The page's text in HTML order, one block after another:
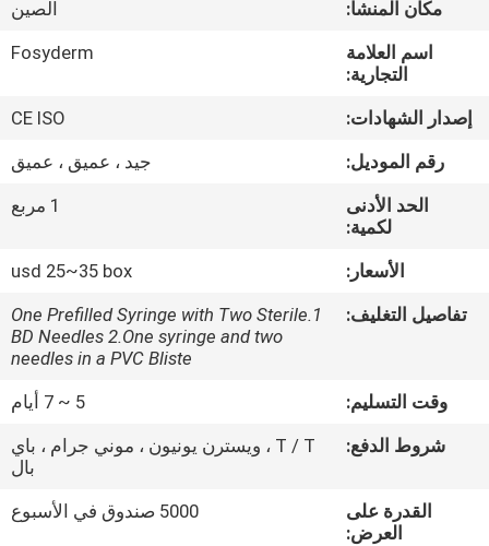
حولنا
في
المصنع
مراقبة
الجودة
اتصل
أخبار
القضايا
مكان المنشأ:
الصين
اسم العلامة
التجارية:
Fosyderm
إصدار الشهادات:
CE ISO
رقم الموديل:
جيد ، عميق ، عميق
الحد الأدنى
لكمية:
1 مربع
الأسعار:
usd 25~35 box
تفاصيل التغليف:
1.One Prefilled Syringe with Two Sterile
BD Needles 2.One syringe and two
needles in a PVC Bliste
وقت التسليم:
5 ~ 7 أيام
شروط الدفع:
T / T ، ويسترن يونيون ، موني جرام ، باي
بال
القدرة على
العرض:
5000 صندوق في الأسبوع